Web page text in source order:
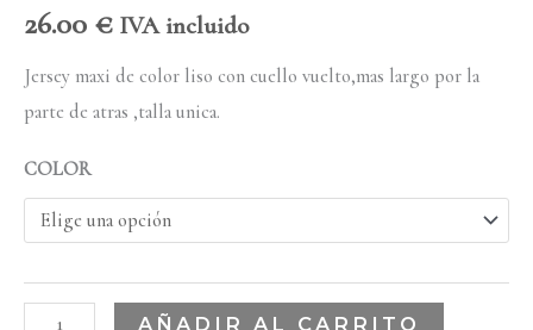
26.00 € IVA incluido
Jersey maxi de color liso con cuello vuelto,mas largo por la
parte de atras ,talla unica.
COLOR
AÑADIR AL CARRITO